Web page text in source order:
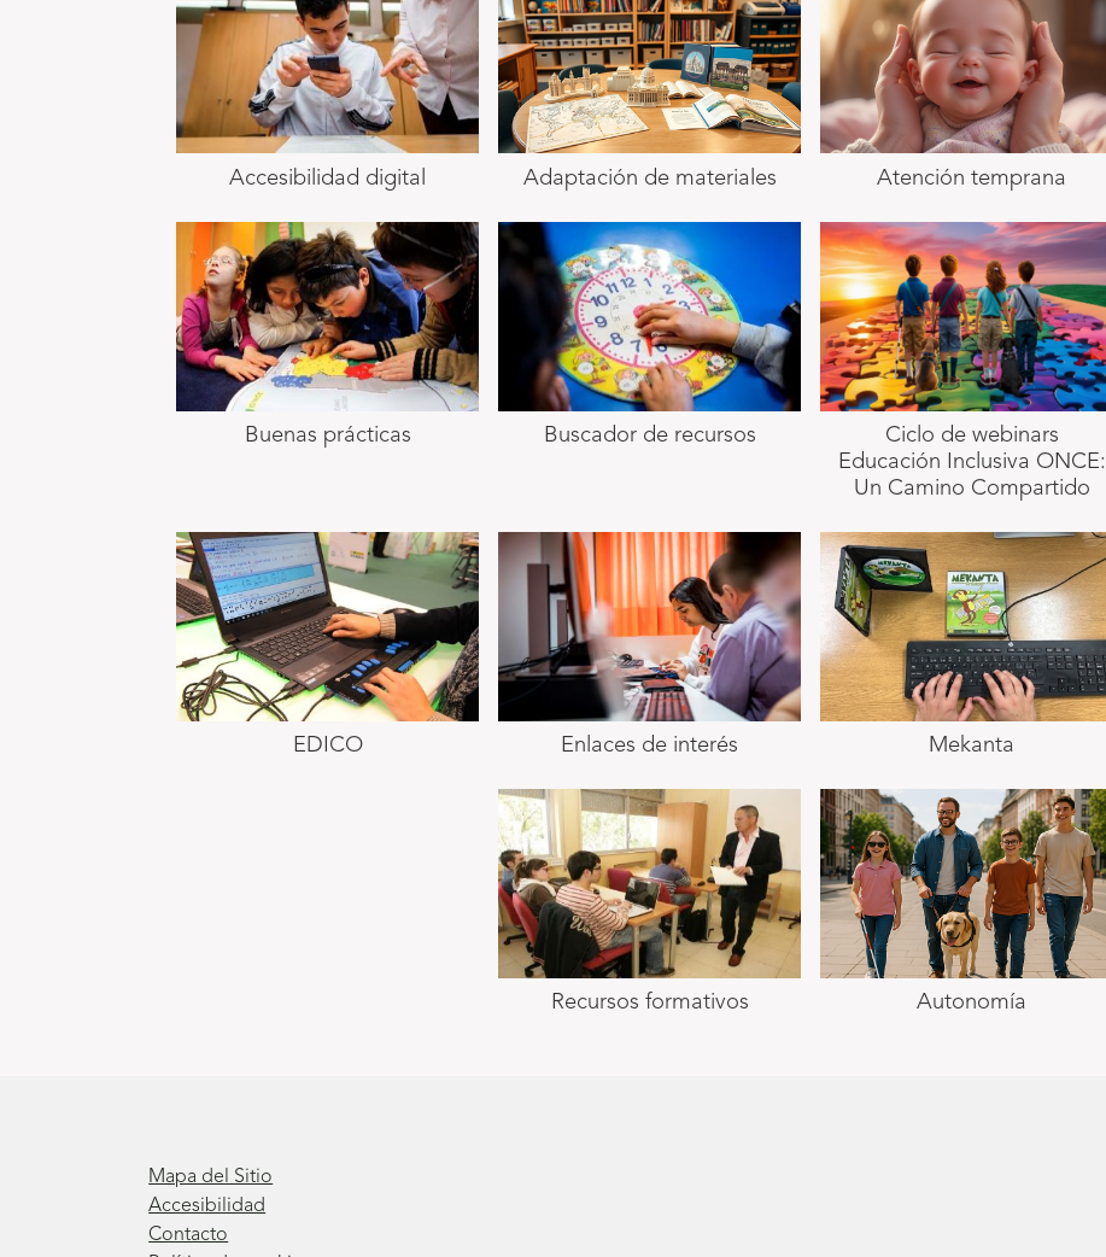
Accesibilidad digital Adaptación de materiales Atención temprana
Buenas prácticas Buscador de recursos
Ciclo de webinars
Educación Inclusiva ONCE:
Un Camino Compartido
EDICO Enlaces de interés Mekanta
Recursos formativos Autonomía
Mapa del Sitio
Accesibilidad
Contacto